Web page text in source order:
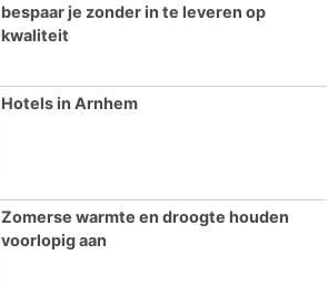
bespaar je zonder in te leveren op
kwaliteit
Hotels in Arnhem
Zomerse warmte en droogte houden
voorlopig aan